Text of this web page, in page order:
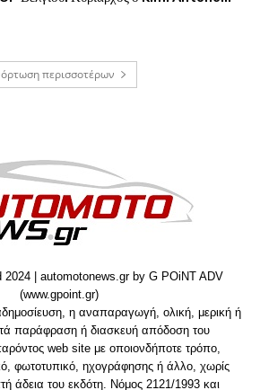
περισσοτέρων
| automotonews.gr by G POiNT ADV
(www.gpoint.gr)
η αναπαραγωγή, ολική, μερική ή
παράφραση ή διασκευή απόδοση του
web site με οποιονδήποτε τρόπο,
φωτοτυπικό, ηχογράφησης ή άλλο, χωρίς
άδεια του εκδότη. Νόμος 2121/1993 και